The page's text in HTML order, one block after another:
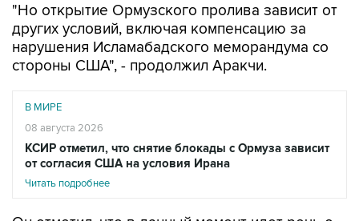
"Но открытие Ормузского пролива зависит от
других условий, включая компенсацию за
нарушения Исламабадского меморандума со
стороны США", - продолжил Аракчи.
В МИРЕ
08 августа 2026
КСИР отметил, что снятие блокады с Ормуза зависит
от согласия США на условия Ирана
Читать подробнее